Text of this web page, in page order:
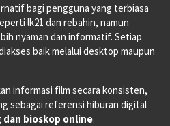
bagi pengguna yang terbiasa
lk21 dan rebahin, namun
nyaman dan informatif. Setiap
baik melalui desktop maupun
informasi film secara konsisten,
sebagai referensi hiburan digital
bioskop online.